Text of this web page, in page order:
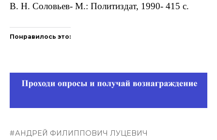
В. Н. Соловьев- М.: Политиздат, 1990- 415 с.
Понравилось это:
АНДРЕЙ ФИЛИППОВИЧ ЛУЦЕВИЧ